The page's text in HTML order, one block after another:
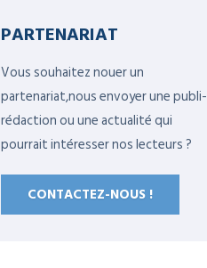
PARTENARIAT
Vous souhaitez nouer un
partenariat,nous envoyer une publi-
rédaction ou une actualité qui
pourrait intéresser nos lecteurs ?
CONTACTEZ-NOUS !